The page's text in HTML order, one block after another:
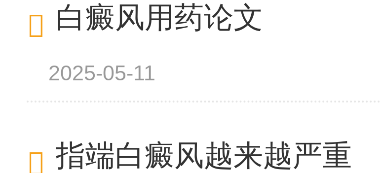
白癜风用药论文
2025-05-11
指端白癜风越来越严重